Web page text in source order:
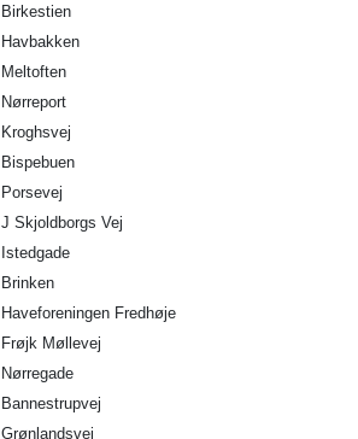
Birkestien
Havbakken
Meltoften
Nørreport
Kroghsvej
Bispebuen
Porsevej
J Skjoldborgs Vej
Istedgade
Brinken
Haveforeningen Fredhøje
Frøjk Møllevej
Nørregade
Bannestrupvej
Grønlandsvej